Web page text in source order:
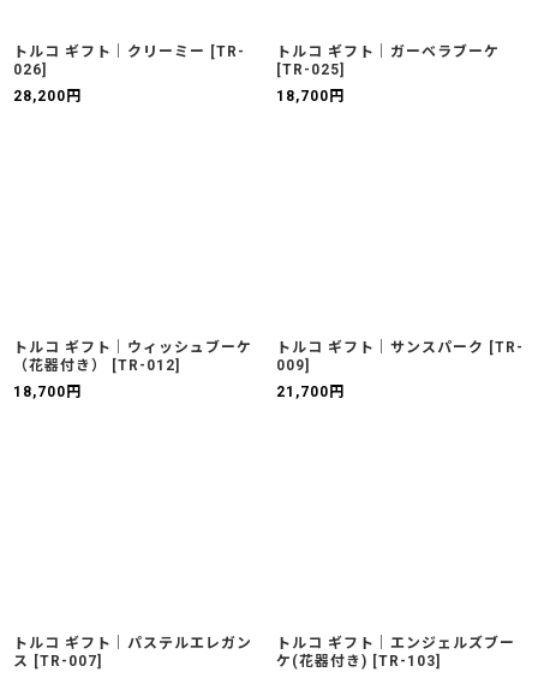
トルコ ギフト｜クリーミー [TR-
026]
28,200 円
トルコ ギフト｜ガーベラブーケ
[TR-025]
18,700 円
トルコ ギフト｜ウィッシュブーケ
（花器付き）
[TR-012]
18,700 円
トルコ ギフト｜サンスパーク [TR-
009]
21,700 円
トルコ ギフト｜パステルエレガン
ス
[TR-007]
トルコ ギフト｜エンジェルズブー
ケ(花器付き) [TR-103]